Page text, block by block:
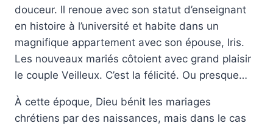
douceur. Il renoue avec son statut d’enseignant
en histoire à l’université et habite dans un
magnifique appartement avec son épouse, Iris.
Les nouveaux mariés côtoient avec grand plaisir
le couple Veilleux. C’est la félicité. Ou presque…
À cette époque, Dieu bénit les mariages
chrétiens par des naissances, mais dans le cas